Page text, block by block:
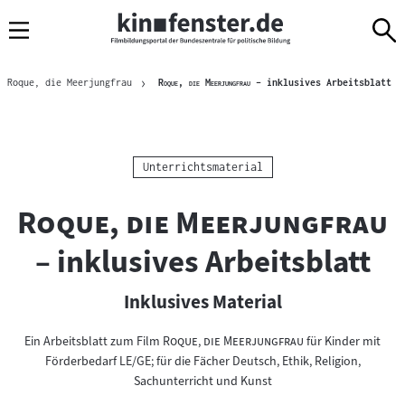
Navigation
zum
zur
amBrotkrümelnavigation
Roque, die Meerjungfrau "
Roque, die Meerjungfrau"– inklusives Arbeitsblatt
Kategorie:
Unterrichtsmaterial
"
Roque, die Meerjungfrau
– inklusives Arbeitsblatt
Inklusives Material
Ein Arbeitsblatt zum Film "Roque, die Meerjungfrau "für Kinder mit
Förderbedarf LE/GE; für die Fächer Deutsch, Ethik, Religion,
Sachunterricht und Kunst